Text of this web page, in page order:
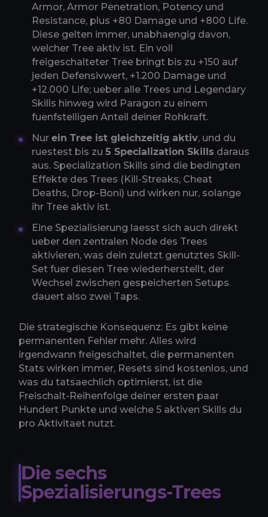
Armor, Armor Penetration, Potency und
Resistance, plus +80 Damage und +800 Life.
Diese gelten immer, unabhaengig davon,
welcher Tree aktiv ist. Ein voll
freigeschalteter Tree bringt bis zu +150 auf
jeden Defensivwert, +1.200 Damage und
+12.000 Life; ueber alle Trees und Legendary
Skills hinweg wird Paragon zu einem
fuenfstelligen Anteil deiner Rohkraft.
Nur ein Tree ist gleichzeitig aktiv, und du
ruestest bis zu 5 Specialization Skills daraus
aus. Specialization Skills sind die bedingten
Effekte des Trees (Kill-Streaks, Cheat
Deaths, Drop-Boni) und wirken nur, solange
ihr Tree aktiv ist.
Eine Spezialisierung laesst sich auch direkt
ueber den zentralen Node des Trees
aktivieren, was dein zuletzt genutztes Skill-
Set fuer diesen Tree wiederherstellt, der
Wechsel zwischen gespeicherten Setups
dauert also zwei Taps.
Die strategische Konsequenz: Es gibt keine
permanenten Fehler mehr. Alles wird
irgendwann freigeschaltet, die permanenten
Stats wirken immer, Resets sind kostenlos, und
was du tatsaechlich optimierst, ist die
Freischalt-Reihenfolge deiner ersten paar
Hundert Punkte und welche 5 aktiven Skills du
pro Aktivitaet nutzt.
Die sechs
Spezialisierungs-Trees